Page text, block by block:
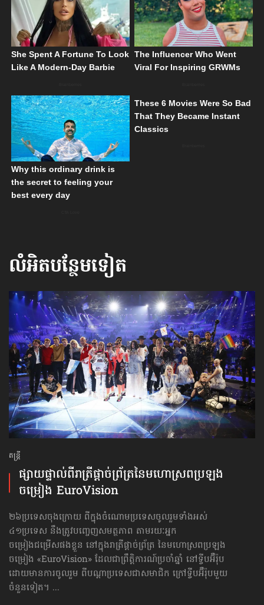
លំអិតបន្ថែមទៀត
តន្ត្រី
ផ្សាយផ្ទាល់​ពីរាត្រី​ផ្ដាច់ព្រ័ត្រនៃ​មហោស្រព​ប្រឡង​
ចម្រៀង EuroVision
២៦ប្រទេសចុងក្រោយ ពីក្នុងចំណោមប្រទេសចូលរួមទាំងអស់
៤១ប្រទេស នឹងត្រូវបញ្ចេញសមត្ថភាព តាមរយៈអ្នក
ចម្រៀងជម្រើសផងខ្លួន នៅក្នុងរាត្រីផ្ដាច់ព្រ័ត្រ នៃ​មហោស្រព​ប្រឡង​
ចម្រៀង «EuroVision» ដែលជាព្រឹត្តិការណ៍ប្រចាំឆ្នាំ នៅទ្វីបអ៊ឺរ៉ុប
ដោយមានការចូលរួម ពីបណ្ដាប្រទេសជាសមាជិក ក្រៅទ្វីបអ៊ឺរ៉ុបមួយ
ចំនួនទៀត។ ...